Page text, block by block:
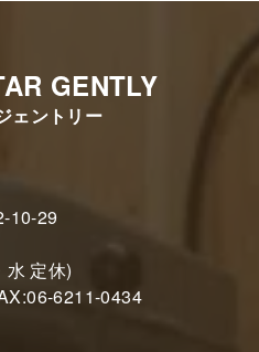
GENTLY
ェントリー
10-29
水 定休)
6211-0434